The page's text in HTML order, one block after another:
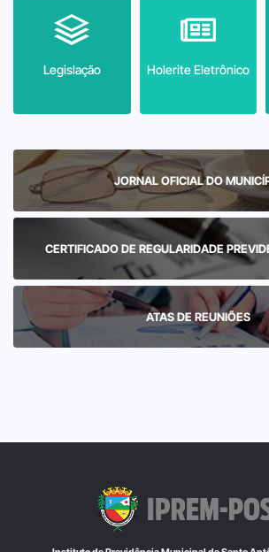
Legislação Holerite Eletrônico
JORNAL OFICIAL DO
CERTIFICADO DE REGULARIDADE
ATAS DE REUNIÕES